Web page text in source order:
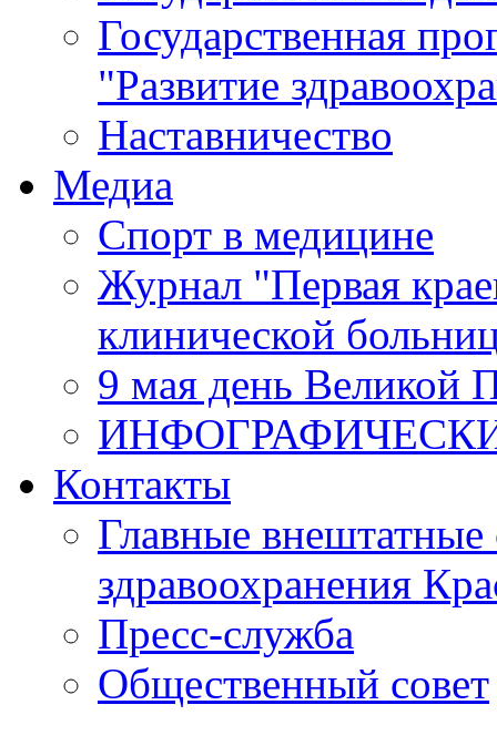
Государственная
"Развитие
Наставничество
Медиа
Спорт в медицине
Журнал "Первая
клинической
9 мая день Великой
Контакты
Главные внештатные
здравоохранения
Пресс-служба
Общественный совет